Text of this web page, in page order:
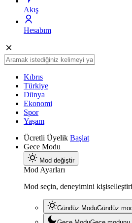
Akış
Hesabım
Kıbrıs
Türkiye
Dünya
Ekonomi
Spor
Yaşam
Ücretli Üyelik Başlat
Gece Modu
Mod değiştir
Mod Ayarları
Mod seçin, deneyimini
Gündüz ModuGündüz